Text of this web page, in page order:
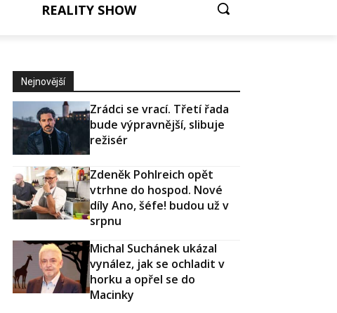
REALITY SHOW
Nejnovější
Zrádci se vrací. Třetí řada
bude výpravnější, slibuje
režisér
Zdeněk Pohlreich opět
vtrhne do hospod. Nové
díly Ano, šéfe! budou už v
srpnu
Michal Suchánek ukázal
vynález, jak se ochladit v
horku a opřel se do
Macinky